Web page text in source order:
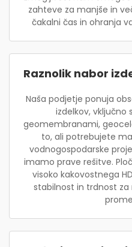
zahteve za manjše in
čakalni čas in ohranja
Raznolik nabor
Naša podjetje ponuja
izdelkov, vključno
geomembranami,
to, ali potrebujete
vodnogospodarske
imamo prave rešitve.
visoko kakovostnega
stabilnost in trdnost za